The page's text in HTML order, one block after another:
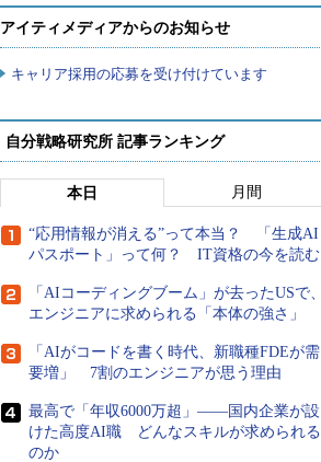
アイティメディアからのお知らせ
キャリア採用の応募を受け付けています
自分戦略研究所 記事ランキング
本日 月間
“応用情報が消える”って本当？ 「生成AI
パスポート」って何？ IT資格の今を読む
「AIコーディングブーム」が去ったUSで、
エンジニアに求められる「本体の強さ」
「AIがコードを書く時代、新職種FDEが需
要増」 7割のエンジニアが思う理由
最高で「年収6000万超」――国内企業が設
けた高度AI職 どんなスキルが求められる
のか